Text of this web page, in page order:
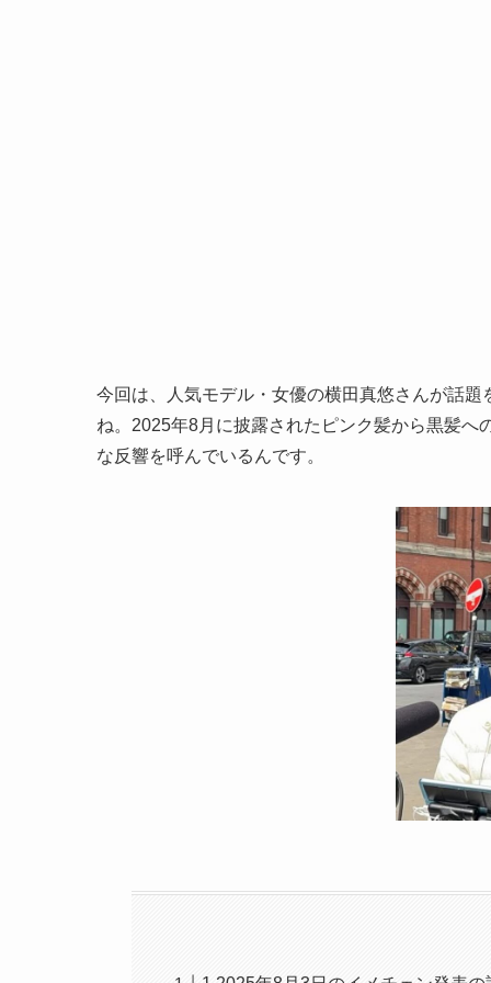
今回は、人気モデル・女優の横田真悠さんが話
ね。2025年8月に披露されたピンク髪から黒髪
な反響を呼んでいるんです。